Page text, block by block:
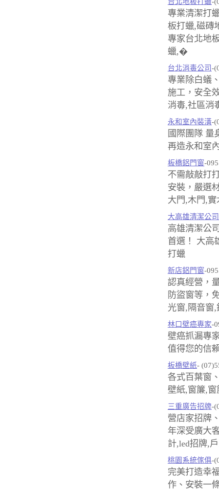
專業清潔打
板打蠟,磁磚
專家台北地
蠟,�
台北消毒公司 -
專業除白蟻
施工，安全
消毒,社區消
永和室內裝潢-
國際團隊 量
再造永和室
板橋鋁門窗-
不需敲敲打
安裝，嚴選
大門,木門,
大高雄清潔公司
高雄清潔公
首選！ 大高
打蠟
新店鋁門窗-
認真經營，
防盜窗等，
光窗,隔音窗,
林口壁癌專家-
壁癌抓漏專
值得您的信
板橋壁紙-
各式百葉窗
壁紙,窗簾,
三重廣告招牌-
營店家招牌
年深受廣大
計,led招牌,
桃園系統傢俱-
完美打造幸
作、安裝一